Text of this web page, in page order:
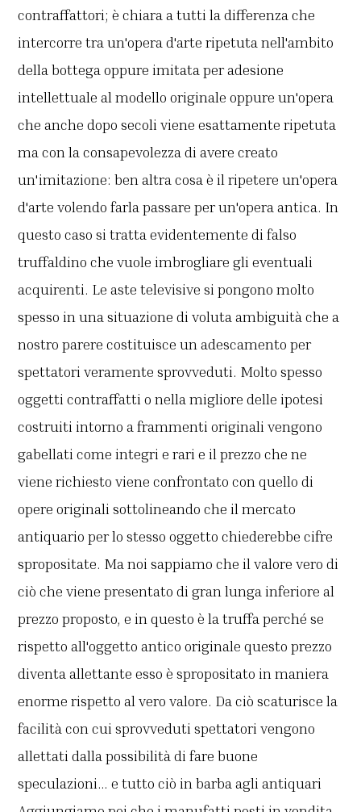
contraffattori; è chiara a tutti la differenza che
intercorre tra un'opera d'arte ripetuta nell'ambito
della bottega oppure imitata per adesione
intellettuale al modello originale oppure un'opera
che anche dopo secoli viene esattamente ripetuta
ma con la consapevolezza di avere creato
un'imitazione: ben altra cosa è il ripetere un'opera
d'arte volendo farla passare per un'opera antica. In
questo caso si tratta evidentemente di falso
truffaldino che vuole imbrogliare gli eventuali
acquirenti. Le aste televisive si pongono molto
spesso in una situazione di voluta ambiguità che a
nostro parere costituisce un adescamento per
spettatori veramente sprovveduti. Molto spesso
oggetti contraffatti o nella migliore delle ipotesi
costruiti intorno a frammenti originali vengono
gabellati come integri e rari e il prezzo che ne
viene richiesto viene confrontato con quello di
opere originali sottolineando che il mercato
antiquario per lo stesso oggetto chiederebbe cifre
spropositate. Ma noi sappiamo che il valore vero di
ciò che viene presentato di gran lunga inferiore al
prezzo proposto, e in questo è la truffa perché se
rispetto all'oggetto antico originale questo prezzo
diventa allettante esso è spropositato in maniera
enorme rispetto al vero valore. Da ciò scaturisce la
facilità con cui sprovveduti spettatori vengono
allettati dalla possibilità di fare buone
speculazioni… e tutto ciò in barba agli antiquari